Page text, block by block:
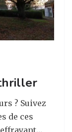
? Suivez
de ces